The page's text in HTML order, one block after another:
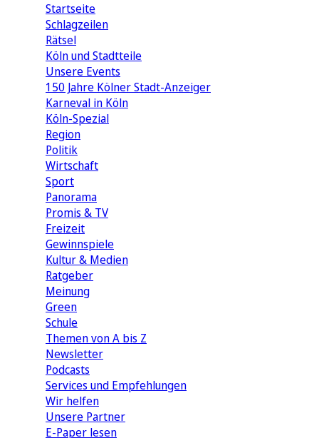
Startseite
Schlagzeilen
Rätsel
Köln und Stadtteile
Unsere Events
150 Jahre Kölner Stadt-Anzeiger
Karneval in Köln
Köln-Spezial
Region
Politik
Wirtschaft
Sport
Panorama
Promis & TV
Freizeit
Gewinnspiele
Kultur & Medien
Ratgeber
Meinung
Green
Schule
Themen von A bis Z
Newsletter
Podcasts
Services und Empfehlungen
Wir helfen
Unsere Partner
E-Paper lesen